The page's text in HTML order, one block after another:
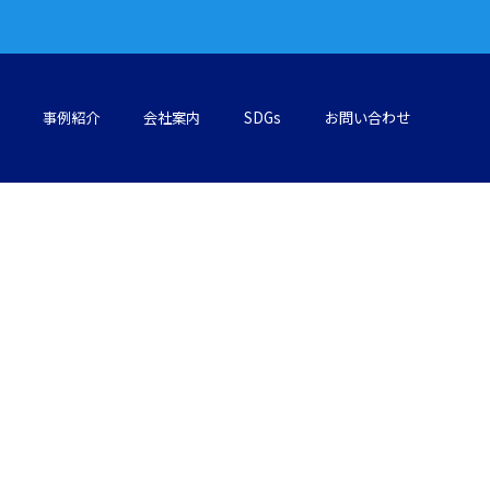
事例紹介 会社案内 SDGs お問い合わせ